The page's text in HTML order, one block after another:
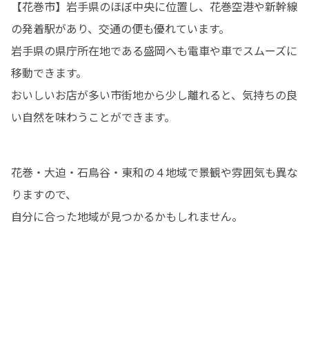
【花巻市】岩手県のほぼ中央に位置し、花巻空港や新幹線
の発着駅があり、交通の便も優れています。
岩手県の県庁所在地である盛岡へも電車や車でスムーズに
移動できます。
おいしいお店が多い市街地から少し離れると、気持ちの良
い自然を味わうことができます。
花巻・大迫・石鳥谷・東和の４地域で景観や雰囲気も異な
りますので、
自分に合った地域が見つかるかもしれません。